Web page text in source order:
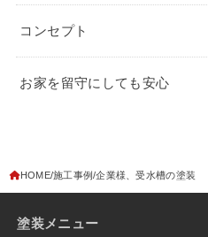
コンセプト
お家を留守にしても安心
HOME 施工事例 企業様、受水槽の塗装
塗装メニュー